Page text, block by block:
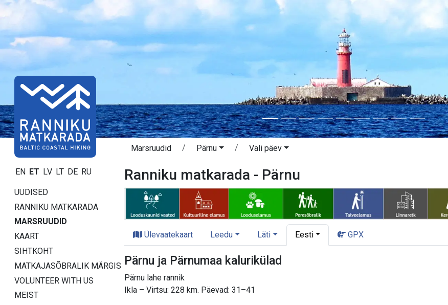
EN ET LV LT DE RU
UUDISED
RANNIKU MATKARADA
MARSRUUDID
KAART
SIHTKOHT
MATKAJASÕBRALIK MÄRGIS
VOLUNTEER WITH US
MEIST
Marsruudid Pärnu Vali päev
Ranniku matkarada - Pärnu
Ülevaatekaart Leedu Läti Eesti GPX
Pärnu ja Pärnumaa kalurikülad
Pärnu lahe rannik
Ikla – Virtsu: 228 km. Päevad: 31–41